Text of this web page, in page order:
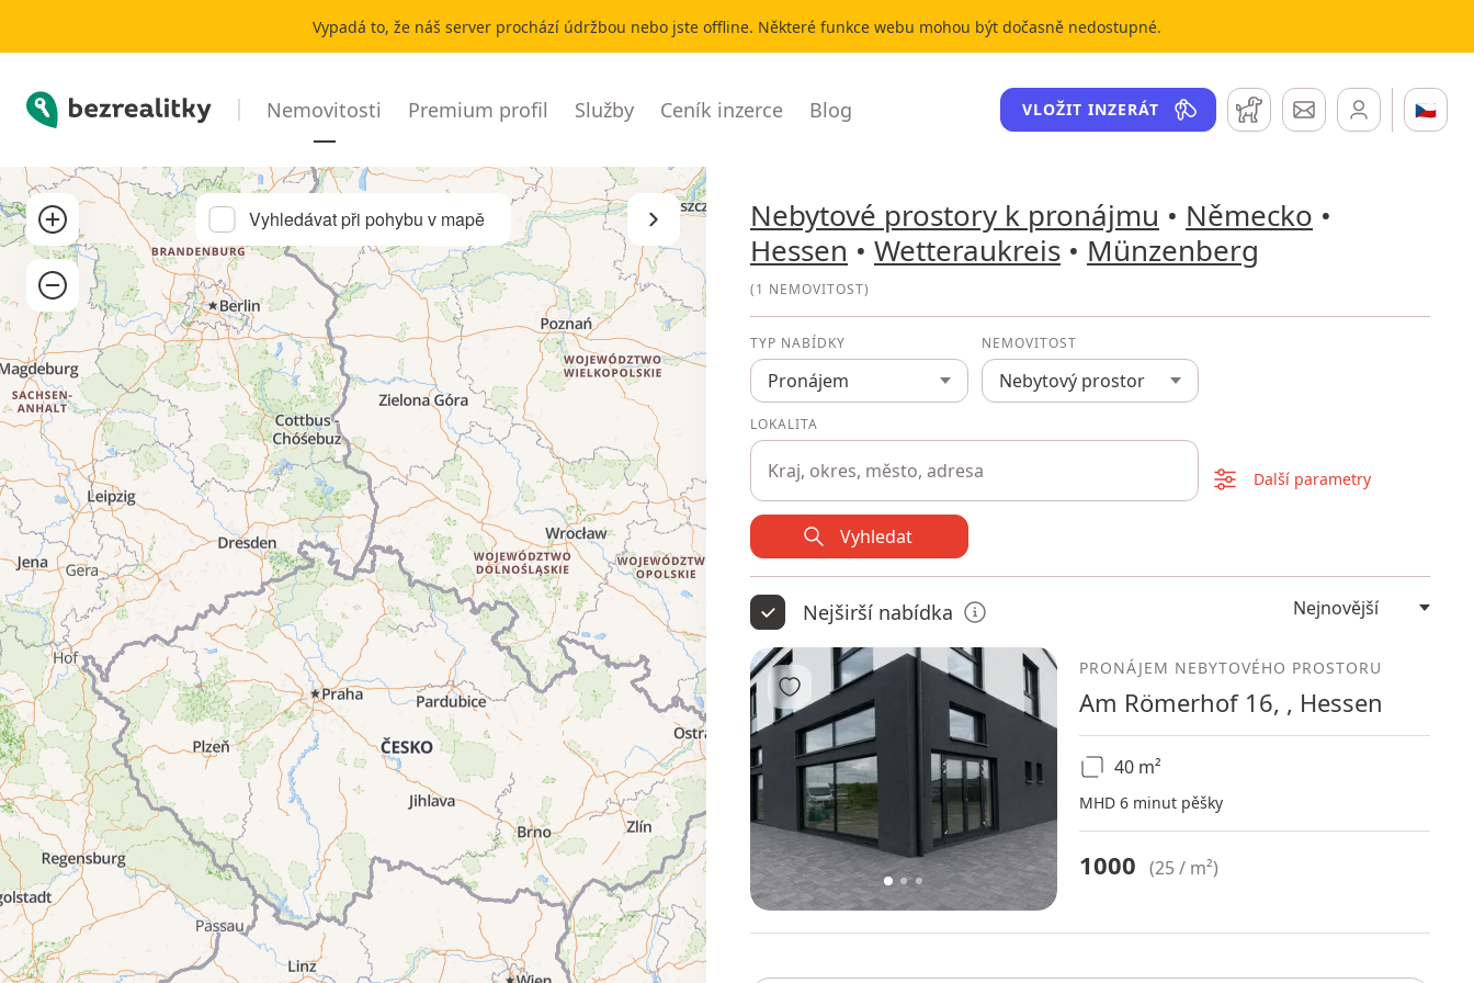
Vypadá to, že náš server prochází údržbou nebo jste offline. Některé funkce webu mohou být dočasně nedostupné.
Bezrealitky Nemovitosti Premium profil Služby Ceník inzerce Blog VLOŽIT INZERÁT Hlídací pesZprávy 🇨🇿
Přibližít
Oddálit
Vyhledávat při pohybu v mapě Skrýt seznamNebytové prostory k pronájmu • Německo •
Hessen • Wetteraukreis • Münzenberg
(1 NEMOVITOST)
TYP NABÍDKY
Pronájem
NEMOVITOST
Nebytový prostor
LOKALITA
Další parametry
Vyhledat
Nejširší nabídka
1 2 3
Přidat do oblíbených
PRONÁJEM NEBYTOVÉHO PROSTORU
Am Römerhof 16, , Hessen
40 m²
MHD 6 minut pěšky
1000 (25 / m²)